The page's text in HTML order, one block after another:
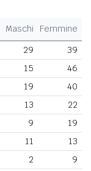
Maschi Femmine
29
39
15
46
19
40
13
22
9
19
11
13
2
9